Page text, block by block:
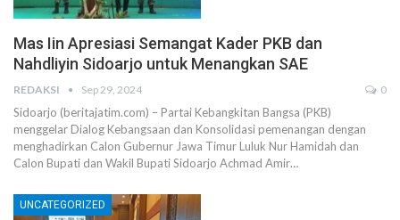
Mas Iin Apresiasi Semangat Kader PKB dan
Nahdliyin Sidoarjo untuk Menangkan SAE
REDAKSI Sep 29, 2024 0
Sidoarjo (beritajatim.com) – Partai Kebangkitan Bangsa (PKB)
menggelar Dialog Kebangsaan dan Konsolidasi pemenangan dengan
menghadirkan Calon Gubernur Jawa Timur Luluk Nur Hamidah dan
Calon Bupati dan Wakil Bupati Sidoarjo Achmad Amir…
UNCATEGORIZED